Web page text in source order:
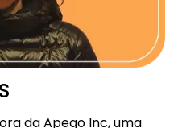
da Apego Inc, uma